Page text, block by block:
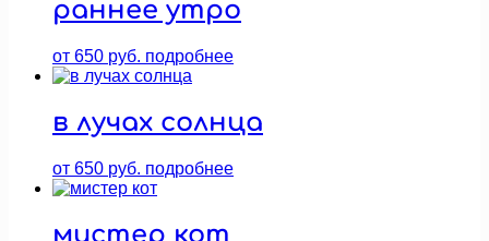
раннее утро
от 650 руб. подробнее
в лучах солнца
от 650 руб. подробнее
мистер кот